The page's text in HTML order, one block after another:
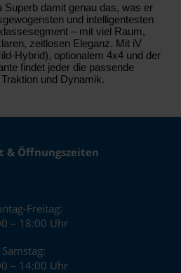
Superb damit genau das, was er
und intelligentesten
– mit viel Raum,
zeitlosen Eleganz. Mit iV
Hybrid), optionalem 4x4 und der
findet jeder die passende
und Dynamik.
& Öffnungszeiten
Freitag:
– 18:00 Uhr
Samstag:
– 14:00 Uhr